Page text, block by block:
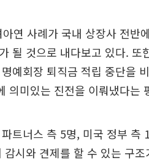
연 사례가 국내 상장사 전반
될 것으로 내다보고 있다. 또
예회장 퇴직금 적립 중단을
의미있는 진전을 이뤄냈다는
트너스 측 5명, 미국 정부 측
시와 견제를 할 수 있는 구